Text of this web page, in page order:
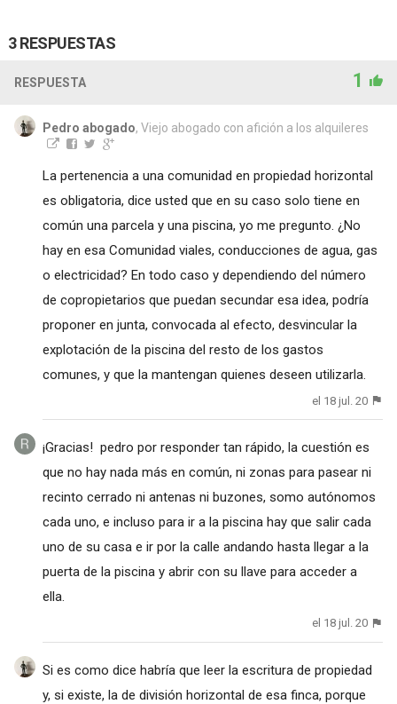
3 RESPUESTAS
RESPUESTA 1
Pedro abogado, Viejo abogado con afición a los alquileres
La pertenencia a una comunidad en propiedad horizontal
es obligatoria, dice usted que en su caso solo tiene en
común una parcela y una piscina, yo me pregunto. ¿No
hay en esa Comunidad viales, conducciones de agua, gas
o electricidad? En todo caso y dependiendo del número
de copropietarios que puedan secundar esa idea, podría
proponer en junta, convocada al efecto, desvincular la
explotación de la piscina del resto de los gastos
comunes, y que la mantengan quienes deseen utilizarla.
el 18 jul. 20
¡Gracias! pedro por responder tan rápido, la cuestión es
que no hay nada más en común, ni zonas para pasear ni
recinto cerrado ni antenas ni buzones, somo autónomos
cada uno, e incluso para ir a la piscina hay que salir cada
uno de su casa e ir por la calle andando hasta llegar a la
puerta de la piscina y abrir con su llave para acceder a
ella.
el 18 jul. 20
Si es como dice habría que leer la escritura de propiedad
y, si existe, la de división horizontal de esa finca, porque